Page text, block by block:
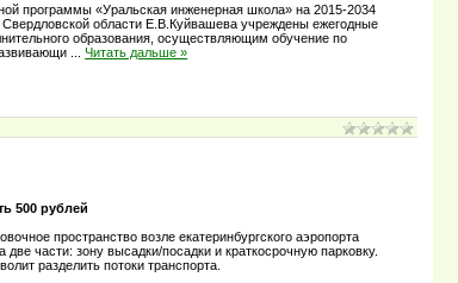
программы «Уральская инженерная школа» на 2015-2034
Свердловской области Е.В.Куйвашева учреждены ежегодные
образования, осуществляющим обучение по
...Читать дальше »
500 рублей
пространство возле екатеринбургского аэропорта
две части: зону высадки/посадки и краткосрочную парковку.
разделить потоки транспорта.